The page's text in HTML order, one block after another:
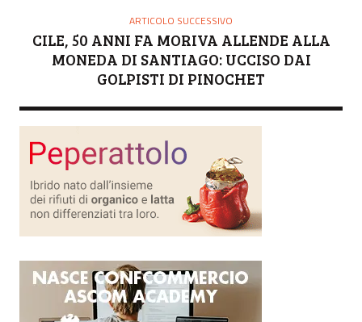
ARTICOLO SUCCESSIVO
CILE, 50 ANNI FA MORIVA ALLENDE ALLA
MONEDA DI SANTIAGO: UCCISO DAI
GOLPISTI DI PINOCHET